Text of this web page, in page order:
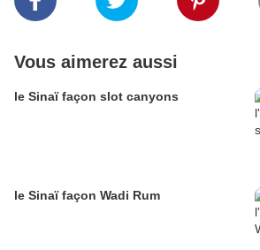
Vous aimerez aussi
le Sinaï façon slot canyons
le Sinaï façon Wadi Rum